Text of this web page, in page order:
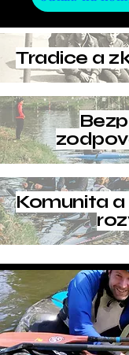
Tradice a
Komunita